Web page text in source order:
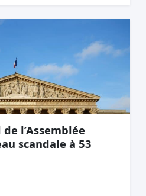
l’Assemblée
scandale à 53